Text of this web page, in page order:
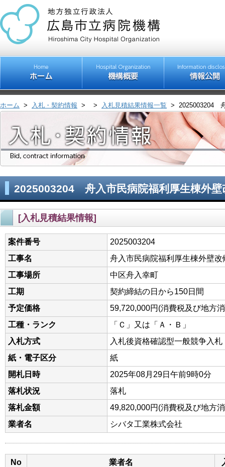
ホーム > 入札・契約情報 > > 入札見積結果情報一覧 > 2025003204
2025003204 舟入市民病院福利厚生棟外壁
[入札見積結果情報]
案件番号
2025003204
工事名
舟入市民病院福利厚生棟外壁改
工事場所
中区舟入幸町
工期
契約締結の日から150日間
予定価格
59,720,000円(消費税及び地方
工種・ランク
「Ｃ」又は「Ａ・Ｂ」
入札方式
入札後資格確認型一般競争入札
紙・電子区分
紙
開札日時
2025年08月29日午前9時0分
落札状況
落札
落札金額
49,820,000円(消費税及び地方
業者名
シバタ工業株式会社
No 業者名